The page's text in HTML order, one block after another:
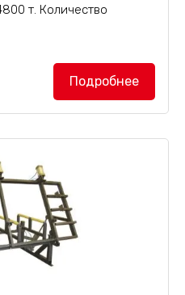
т. Количество
пресс HPLVL-12/10
LVL брусадлиной
к прессу идёт
и выгрузки...
Подробнее